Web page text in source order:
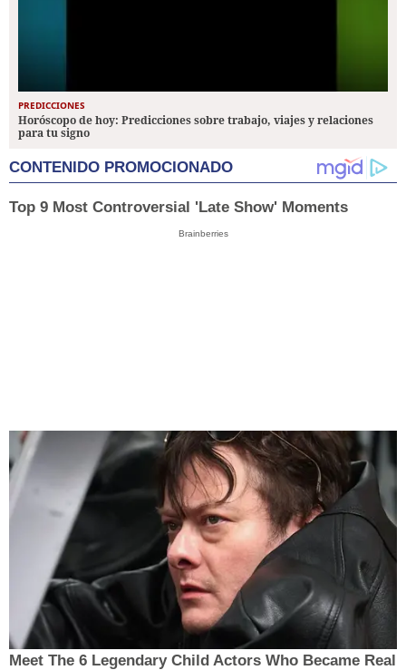
PREDICCIONES
Horóscopo de hoy: Predicciones sobre trabajo, viajes y relaciones
para tu signo
CONTENIDO PROMOCIONADO
Top 9 Most Controversial 'Late Show' Moments
Brainberries
Meet The 6 Legendary Child Actors Who Became Real